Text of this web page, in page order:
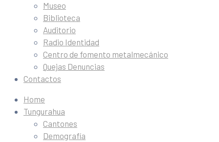
Museo
Biblioteca
Auditorio
Radio Identidad
Centro de fomento metalmecánico
Quejas Denuncias
Contactos
Home
Tungurahua
Cantones
Demografía